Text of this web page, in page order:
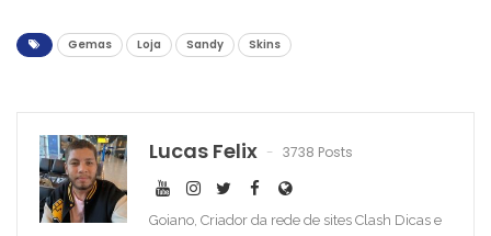
Gemas Loja Sandy Skins
Lucas Felix 3738 Posts
Goiano, Criador da rede de sites Clash Dicas e